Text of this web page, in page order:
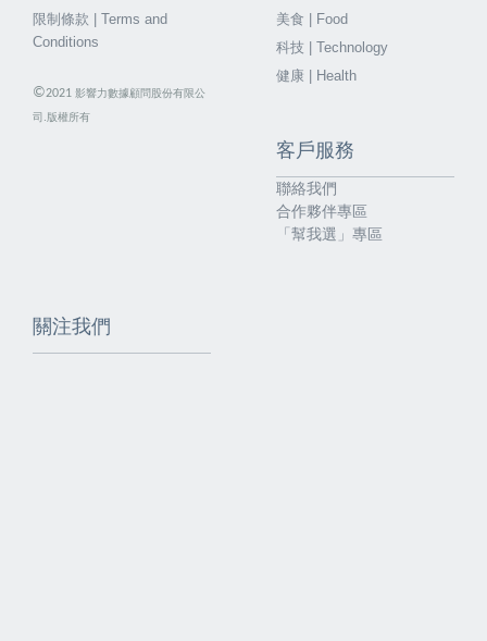
限制條款 | Terms and
Conditions
©2021 影響力數據顧問股份有限公
司.版權所有
美食 | Food
科技 | Technology
健康 | Health
客戶服務
聯絡我們
合作夥伴專區
「幫我選」專區
關注我們